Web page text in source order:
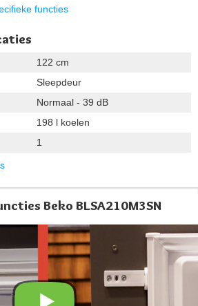
functies
122 cm
Sleepdeur
Normaal - 39 dB
198 l koelen
1
Beko BLSA210M3SN